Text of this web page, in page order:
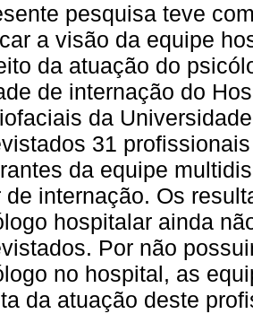
pesquisa teve
a visão da equipe
da atuação do
de internação do
da
31
da equipe
de internação. Os
hospitalar ainda
Por não
no hospital, as
da atuação deste